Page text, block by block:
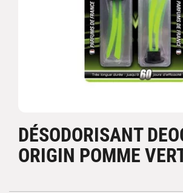
DÉSODORISANT
ORIGIN POMME